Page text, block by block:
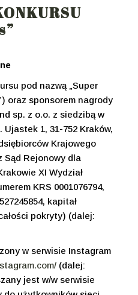
pod nazwą „Super
oraz sponsorem nagrody
sp. z o.o. z siedzibą w
1, 31-752 Kraków,
Krajowego
Sąd Rejonowy dla
XI Wydział
KRS 0001076794,
kapitał
pokryty) (dalej:
w serwisie Instagram
(dalej:
jest w/w serwisie